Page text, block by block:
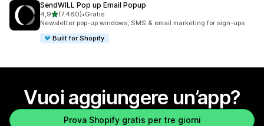
SendWILL Pop up Email Popup
4,9stelle su 5
(7.480)
7480 recensioni totali
•Gratis
Newsletter pop-up windows, SMS & email marketing for sign-ups
Built for Shopify
Vuoi aggiungere un’app?
Prova Shopify gratis per tre giorni